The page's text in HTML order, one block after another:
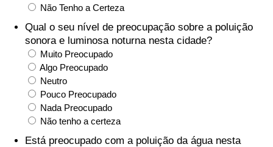
Não Tenho a Certeza
Qual o seu nível de preocupação sobre a poluição
sonora e luminosa noturna nesta cidade?
Muito Preocupado
Algo Preocupado
Neutro
Pouco Preocupado
Nada Preocupado
Não tenho a certeza
Está preocupado com a poluição da água nesta
Indicador de Trânsito
Indicador de Trânsito (Atual)
Indicador de Trânsito por País